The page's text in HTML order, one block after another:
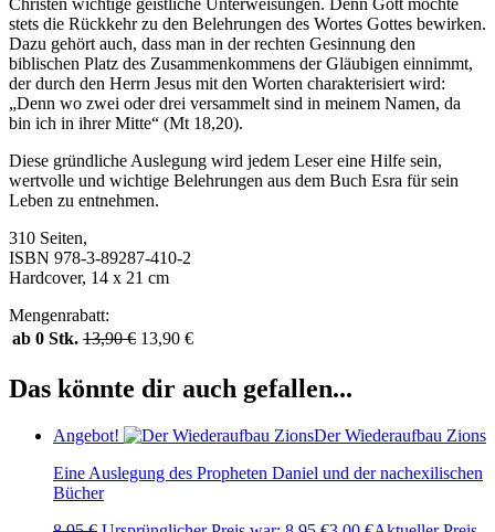
Christen wichtige geistliche Unterweisungen. Denn Gott möchte
stets die Rückkehr zu den Belehrungen des Wortes Gottes bewirken.
Dazu gehört auch, dass man in der rechten Gesinnung den
biblischen Platz des Zusammenkommens der Gläubigen einnimmt,
der durch den Herrn Jesus mit den Worten charakterisiert wird:
„Denn wo zwei oder drei versammelt sind in meinem Namen, da
bin ich in ihrer Mitte“ (Mt 18,20).
Diese gründliche Auslegung wird jedem Leser eine Hilfe sein,
wertvolle und wichtige Belehrungen aus dem Buch Esra für sein
Leben zu entnehmen.
310 Seiten,
ISBN 978-3-89287-410-2
Hardcover, 14 x 21 cm
Mengenrabatt:
ab 0 Stk. 13,90€ 13,90 €
Das könnte dir auch gefallen...
Angebot!
Der Wiederaufbau Zions
Eine Auslegung des Propheten Daniel und der nachexilischen
Bücher